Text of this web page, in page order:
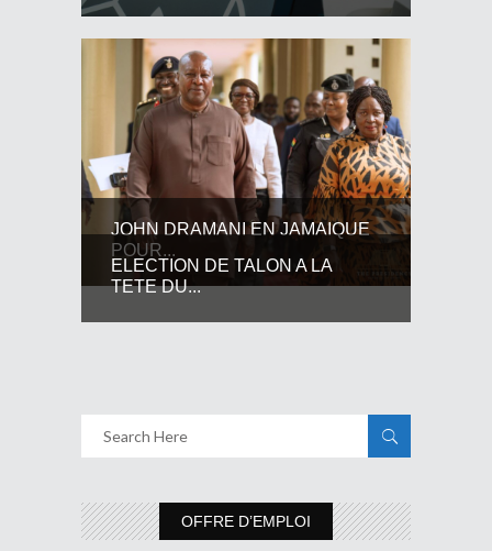
JOHN DRAMANI EN JAMAIQUE
POUR...
ELECTION DE TALON A LA
TETE DU...
OFFRE D’EMPLOI